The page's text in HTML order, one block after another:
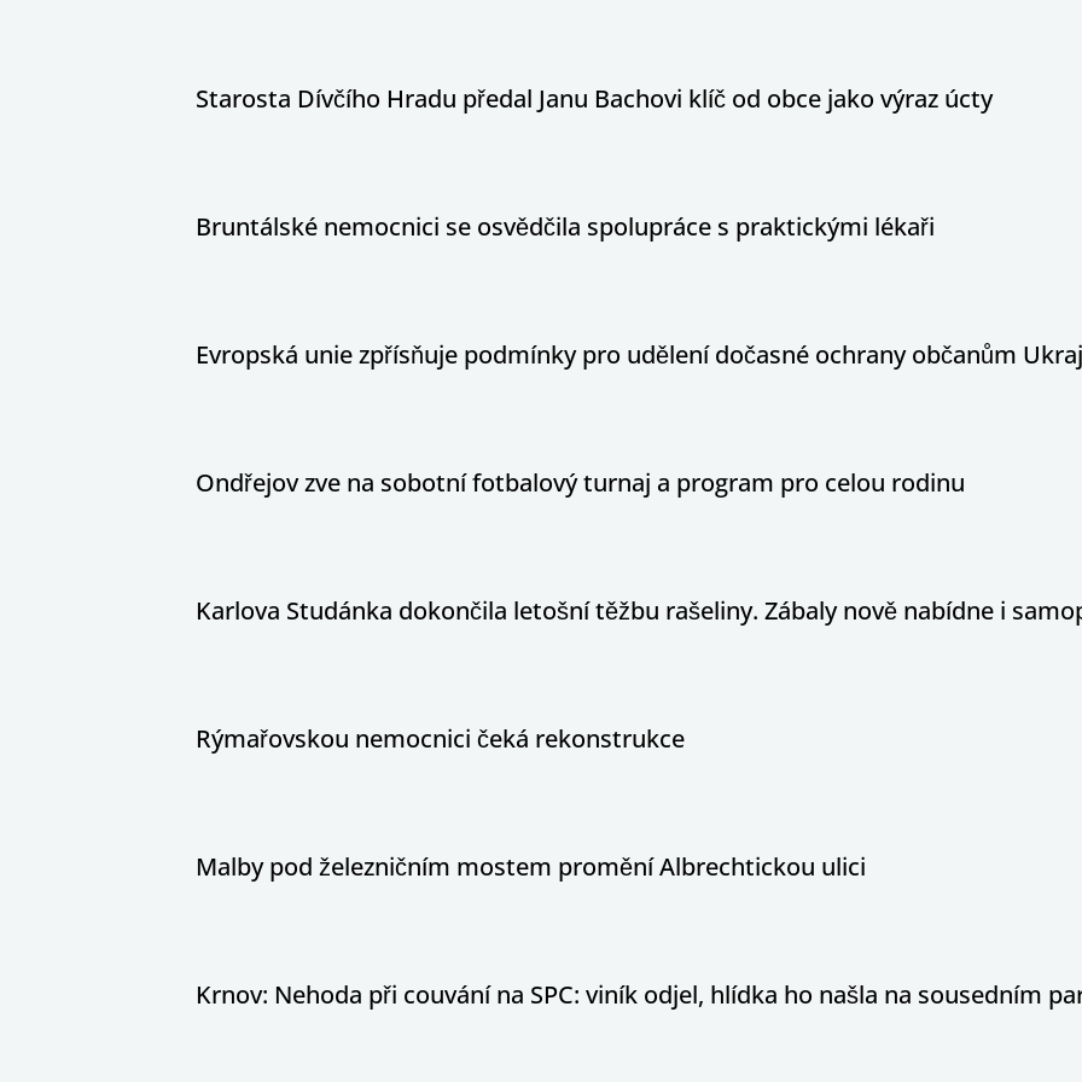
Starosta Dívčího Hradu předal Janu Bachovi klíč od obce jako výraz úcty
Bruntálské nemocnici se osvědčila spolupráce s praktickými lékaři
Evropská unie zpřísňuje podmínky pro udělení dočasné ochrany občanům
Ondřejov zve na sobotní fotbalový turnaj a program pro celou rodinu
Karlova Studánka dokončila letošní těžbu rašeliny. Zábaly nově nabídne i
Rýmařovskou nemocnici čeká rekonstrukce
Malby pod železničním mostem promění Albrechtickou ulici
Krnov: Nehoda při couvání na SPC: viník odjel, hlídka ho našla na sousedním